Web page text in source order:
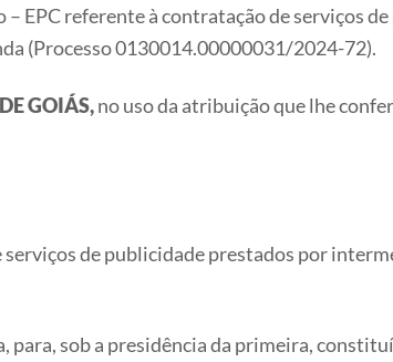
EPC referente à contratação de serviços
(Processo 0130014.00000031/2024-72).
GOIÁS,no uso da atribuição que lhe
de publicidade prestados por
sob a presidência da primeira,